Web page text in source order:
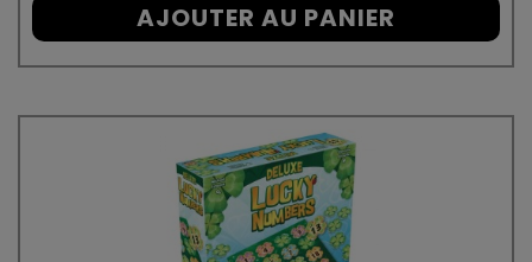
AJOUTER AU PANIER